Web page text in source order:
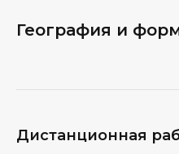
География и
Дистанционная